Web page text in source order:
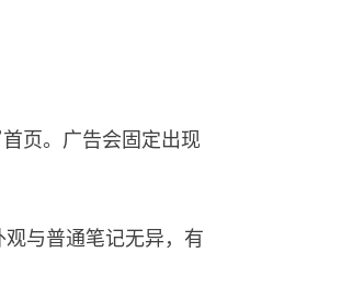
页。广告会固定出现
与普通笔记无异，有